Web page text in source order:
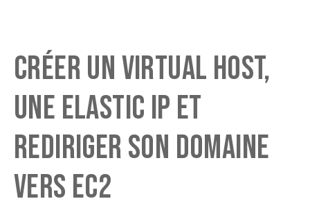
Créer un virtual host,
une elastic IP et
rediriger son domaine
vers EC2